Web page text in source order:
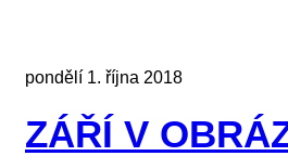
pondělí 1. října 2018
ZÁŘÍ V